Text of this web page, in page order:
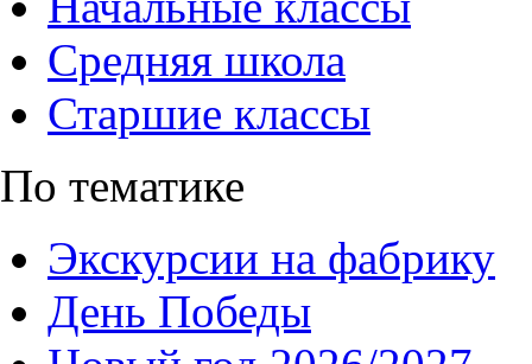
Средняя школа
Старшие классы
По тематике
Экскурсии на фабрику
День Победы